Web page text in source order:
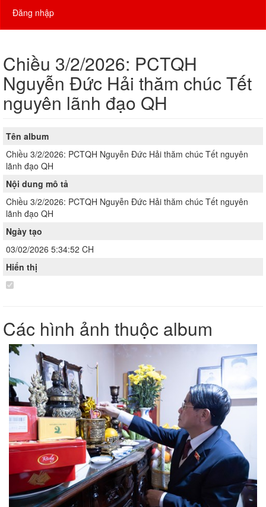
Đăng nhập
Chiều 3/2/2026: PCTQH
Nguyễn Đức Hải thăm chúc Tết
nguyên lãnh đạo QH
Tên album
Chiều 3/2/2026: PCTQH Nguyễn Đức Hải thăm chúc Tết nguyên
lãnh đạo QH
Nội dung mô tả
Chiều 3/2/2026: PCTQH Nguyễn Đức Hải thăm chúc Tết nguyên
lãnh đạo QH
Ngày tạo
03/02/2026 5:34:52 CH
Hiển thị
Các hình ảnh thuộc album